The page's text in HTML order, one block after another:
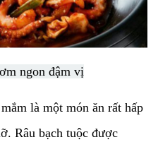
ngon đậm vị
là một món ăn rất hấp
Râu bạch tuộc được